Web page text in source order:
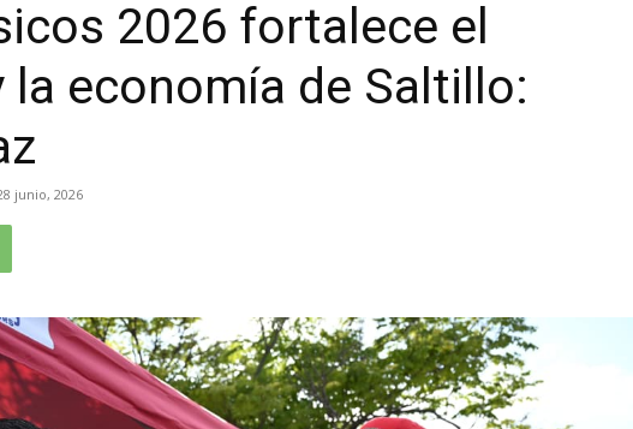
2026 fortalece el
economía de Saltillo:
junio, 2026